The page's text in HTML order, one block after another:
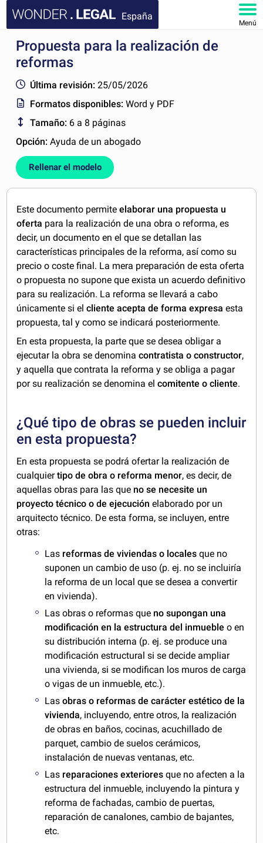
España
Menú
INICIO
FAQ
MI CUENTA
Propuesta para la realización de
reformas
Última revisión: 25/05/2026
Formatos disponibles:Word y PDF
Tamaño: 6 a 8 páginas
Opción:Ayuda de un abogado
Rellenar el modelo
Este documento permiteelaborar una propuesta u
oferta para la realización de una obra o reforma, es
decir, un documento en el que se detallan las
características principales de la reforma, así como su
precio o coste final. La mera preparación de esta oferta
o propuesta no supone que exista un acuerdo definitivo
para su realización. La reforma se llevará a cabo
únicamente si elcliente acepta de forma expresa esta
propuesta, tal y como se indicará posteriormente.
En esta propuesta, la parte que se desea obligar a
ejecutar la obra se denominacontratista o constructor,
y aquella que contrata la reforma y se obliga a pagar
por su realización se denomina elcomitente o cliente.
¿Qué tipo de obras se pueden incluir
en esta propuesta?
En esta propuesta se podrá ofertar la realización de
cualquiertipo de obra o reforma menor, es decir, de
aquellas obras para las que no se necesite un
proyecto técnico o de ejecución elaborado por un
arquitecto técnico. De esta forma, se incluyen, entre
otras:
Las reformas de viviendas o locales que no
suponen un cambio de uso (p. ej. no se incluiría
la reforma de un local que se desea a convertir
en vivienda).
Las obras o reformas que no supongan una
modificación en la estructura del inmueble o en
su distribución interna (p. ej. se produce una
modificación estructural si se decide ampliar
una vivienda, si se modifican los muros de carga
o vigas de un inmueble, etc.).
Lasobras o reformas de carácter estético de la
vivienda, incluyendo, entre otros, la realización
de obras en baños, cocinas, acuchillado de
parquet, cambio de suelos cerámicos,
instalación de nuevas ventanas, etc.
Las reparaciones exteriores que no afecten a la
estructura del inmueble, incluyendo la pintura y
reforma de fachadas, cambio de puertas,
reparación de canalones, cambio de bajantes,
etc.